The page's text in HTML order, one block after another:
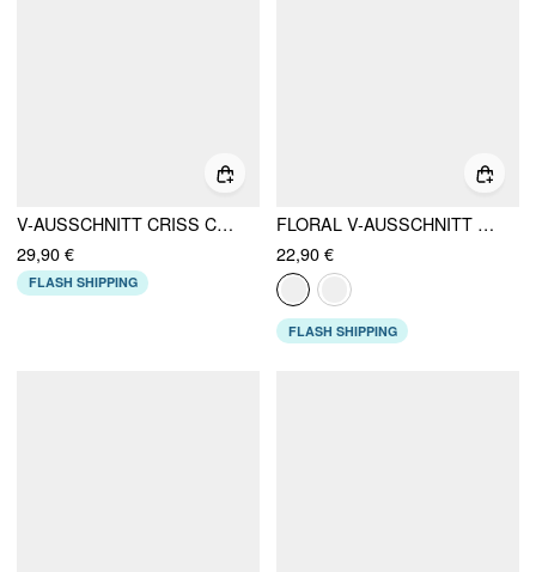
V-AUSSCHNITT CRISS CROSS RUCHEDUNG KORDELZUG SCHLANKES CAMI OBERTEIL
29,90 €
FLASH SHIPPING
FLORAL V-AUSSCHNITT RAFFUNG WICKEL CAMI OBERTEIL
22,90 €
FLASH SHIPPING